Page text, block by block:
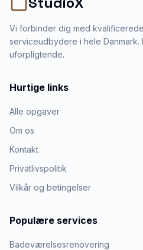
Vi forbinder dig med
serviceudbydere i hele Danmark.
uforpligtende.
Hurtige links
Alle opgaver
Om os
Kontakt
Privatlivspolitik
Vilkår og betingelser
Populære services
Badeværelsesrenovering